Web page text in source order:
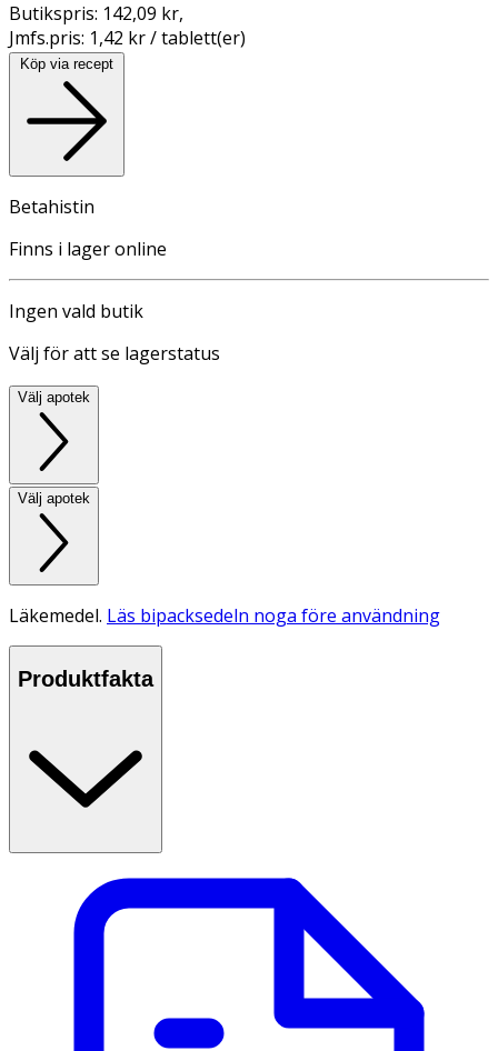
Butikspris: 142,09 kr,
Jmfs.pris: 1,42 kr / tablett(er)
Köp via recept
Betahistin
Finns i lager online
Ingen vald butik
Välj för att se lagerstatus
Välj apotek
Välj apotek
Läkemedel. Läs bipacksedeln noga före användning
Produktfakta